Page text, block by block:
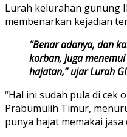
Lurah kelurahan gunung
membenarkan kejadian
“Benar adanya, dan
korban, juga
hajatan,” ujar Lurah
“Hal ini sudah pula di cek
Prabumulih Timur,
punya hajat memakai